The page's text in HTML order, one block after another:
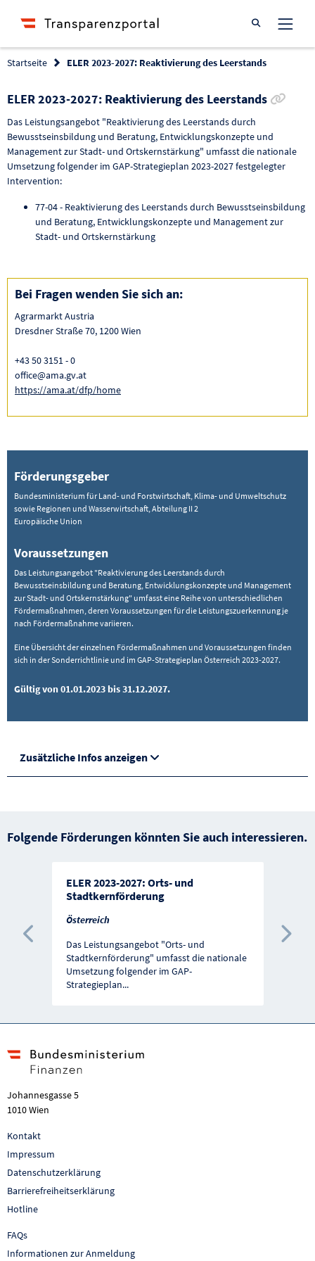
Suche öffnen
Startseite ELER 2023-2027: Reaktivierung des Leerstands
ELER 2023-2027: Reaktivierung des Leerstands
Das Leistungsangebot "Reaktivierung des Leerstands durch
Bewusstseinsbildung und Beratung, Entwicklungskonzepte und
Management zur Stadt- und Ortskernstärkung" umfasst die nationale
Umsetzung folgender im GAP-Strategieplan 2023-2027 festgelegter
Intervention:
77-04 - Reaktivierung des Leerstands durch Bewusstseinsbildung
und Beratung, Entwicklungskonzepte und Management zur
Stadt- und Ortskernstärkung
Bei Fragen wenden Sie sich an:
Agrarmarkt Austria
Dresdner Straße 70, 1200 Wien
+43 50 3151 - 0
office@ama.gv.at
https://ama.at/dfp/home
Förderungsgeber
Bundesministerium für Land- und Forstwirtschaft, Klima- und Umweltschutz
sowie Regionen und Wasserwirtschaft, Abteilung II 2
Europäische Union
Voraussetzungen
Das Leistungsangebot "Reaktivierung des Leerstands durch
Bewusstseinsbildung und Beratung, Entwicklungskonzepte und Management
zur Stadt- und Ortskernstärkung" umfasst eine Reihe von unterschiedlichen
Fördermaßnahmen, deren Voraussetzungen für die Leistungszuerkennung je
nach Fördermaßnahme variieren.
Eine Übersicht der einzelnen Fördermaßnahmen und Voraussetzungen finden
sich in der Sonderrichtlinie und im GAP-Strategieplan Österreich 2023-2027.
Gültig von 01.01.2023 bis 31.12.2027.
Zusätzliche Infos anzeigen
Folgende Förderungen könnten Sie auch interessieren.
ELER 2023-2027: Orts- und
Stadtkernförderung
Österreich
Das Leistungsangebot "Orts- und
Stadtkernförderung" umfasst die nationale
Umsetzung folgender im GAP-
Strategieplan...
Vorherige Förderung
Johannesgasse 5
1010 Wien
Kontakt
Impressum
Datenschutzerklärung
Barrierefreiheitserklärung
Hotline
FAQs
Informationen zur Anmeldung